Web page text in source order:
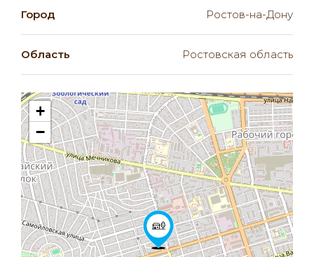
Город Ростов-на-Дону
Область Ростовская область
+
−